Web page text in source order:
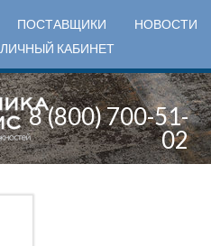
ПОСТАВЩИКИ
НОВОСТИ
ЛИЧНЫЙ КАБИНЕТ
8 (800) 700-51-
02